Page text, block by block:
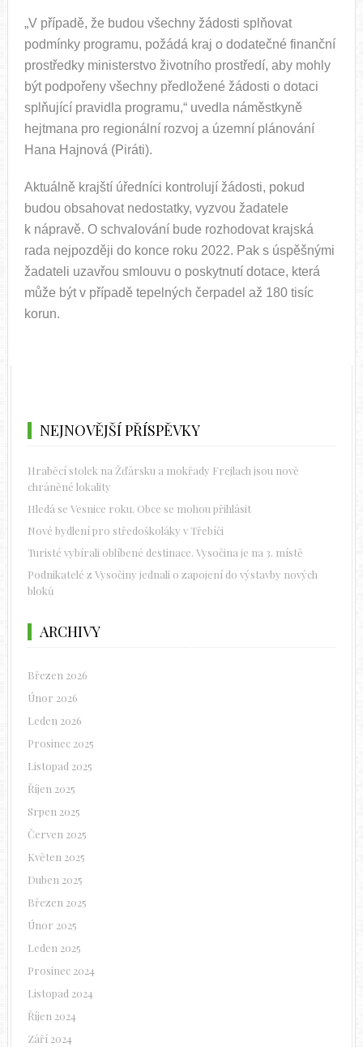
„V případě, že budou všechny žádosti splňovat
podmínky programu, požádá kraj o dodatečné finanční
prostředky ministerstvo životního prostředí, aby mohly
být podpořeny všechny předložené žádosti o dotaci
splňující pravidla programu,“ uvedla náměstkyně
hejtmana pro regionální rozvoj a územní plánování
Hana Hajnová (Piráti).
Aktuálně krajští úředníci kontrolují žádosti, pokud
budou obsahovat nedostatky, vyzvou žadatele
k nápravě. O schvalování bude rozhodovat krajská
rada nejpozději do konce roku 2022. Pak s úspěšnými
žadateli uzavřou smlouvu o poskytnutí dotace, která
může být v případě tepelných čerpadel až 180 tisíc
korun.
NEJNOVĚJŠÍ PŘÍSPĚVKY
Hraběcí stolek na Žďársku a mokřady Frejlach jsou nově
chráněné lokality
Hledá se Vesnice roku. Obce se mohou přihlásit
Nové bydlení pro středoškoláky v Třebíči
Turisté vybírali oblíbené destinace. Vysočina je na 3. místě
Podnikatelé z Vysočiny jednali o zapojení do výstavby nových
bloků
ARCHIVY
Březen 2026
Únor 2026
Leden 2026
Prosinec 2025
Listopad 2025
Říjen 2025
Srpen 2025
Červen 2025
Květen 2025
Duben 2025
Březen 2025
Únor 2025
Leden 2025
Prosinec 2024
Listopad 2024
Říjen 2024
Září 2024